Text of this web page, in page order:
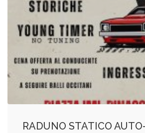
RADUNO STATICO